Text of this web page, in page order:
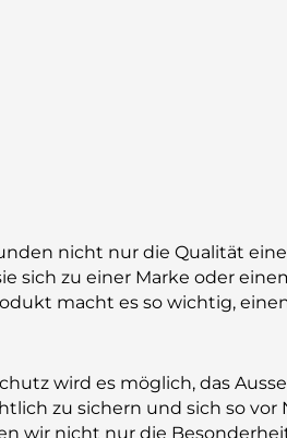
nicht nur die Qualität
sich zu einer Marke oder
macht es so wichtig,
wird es möglich, das
zu sichern und sich so
wir nicht nur die